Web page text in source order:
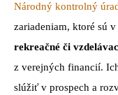
Národný kontrolný
zariadeniam, ktoré sú v
rekreačné či
z verejných financií.
slúžiť v prospech a